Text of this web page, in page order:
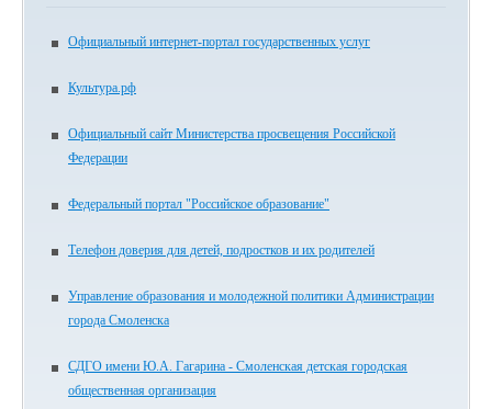
Официальный интернет-портал государственных услуг
Культура.рф
Официальный сайт Министерства просвещения Российской
Федерации
Федеральный портал "Российское образование"
Телефон доверия для детей, подростков и их родителей
Управление образования и молодежной политики Администрации
города Смоленска
СДГО имени Ю.А. Гагарина - Смоленская детская городская
общественная организация